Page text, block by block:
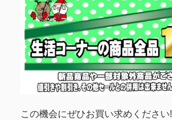
この機会にぜひお買い求めください!